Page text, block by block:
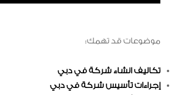
موضوعات قد تهمك:
تكاليف انشاء شركة في دبي
إجراءات تأسيس شركة في دبي